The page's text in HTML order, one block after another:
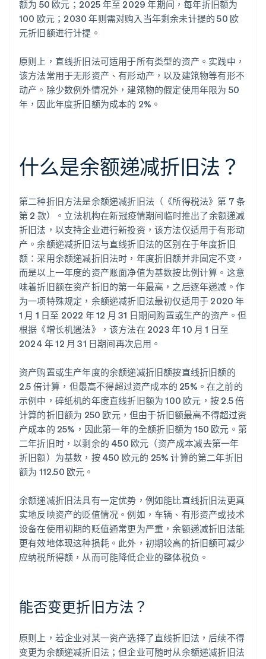
额为 50 欧元；2025 年至 2029 年期间，每年折旧额为
100 欧元；2030 年则需对购入当年剩余未计提的 50 欧
元折旧额进行计提。
原则上，直线折旧法可适用于所有类型的资产。实践中，
该方法常用于无形资产、有形动产，以及建筑物等有形不
动产。除少数例外情况外，建筑物的假定使用年限为 50
年，因此年度折旧额为成本的 2%。
什么是余额递减折旧法？
第二种折旧方法是余额递减折旧法（《所得税法》第 7 条
第 2 款）。立法机构在新冠疫情期间临时推出了余额递减
折旧法，以支持企业进行新投资，该方法仅适用于有形动
产。余额递减折旧法与直线折旧法的区别在于年度折旧
额：采用余额递减折旧法时，年度折旧额并非固定不变，
而是以上一年度的资产账面净值为基数按比例计算。这意
味着折旧额在资产折旧的第一年最高，之后逐年递减。作
为一项特殊规定，余额递减折旧法最初仅适用于 2020 年
1 月 1 日至 2022 年 12 月 31 日期间购置或生产的资产。但
根据《增长机遇法》，该方法在 2023 年 10 月 1 日至
2024 年 12 月 31 日期间再次启用。
资产购置或生产年度的余额递减折旧额按直线折旧额的
2.5 倍计算，但最高不得超过资产成本的 25%。在之前的
示例中，碎纸机的年度直线折旧额为 100 欧元，按 2.5 倍
计算的折旧额为 250 欧元，但由于折旧额最高不得超过资
产成本的 25%，因此第一年的全额折旧额为 150 欧元。第
二年折旧时，以剩余的 450 欧元（资产成本减去第一年
折旧额）为基数，按 450 欧元的 25% 计算的第二年折旧
额为 112.50 欧元。
余额递减折旧法具有一定优势，例如能比直线折旧法更真
实地反映资产的贬值情况。例如，车辆、有形资产或技术
设备在使用初期的贬值通常更为严重，余额递减折旧法能
更有效地体现这种损耗。此外，初期较高的折旧额可减少
应纳税所得额，从而可能降低企业的整体税负。
能否变更折旧方法？
原则上，若企业对某一资产选择了直线折旧法，后续不得
变更为余额递减折旧法；但企业可随时从余额递减折旧法